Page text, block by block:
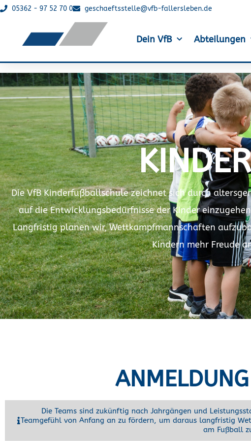
05362 - 97 52 70 0 geschaeftsstelle@vfb-fallersleben.de
Dein VfB Abteilungen
Die VfB Kinderfußballschule zeichnet sich durch
auf die Entwicklungsbedürfnisse der Kinder
Langfristig planen wir, Wettkampfmannschaften
Kindern mehr Freude
Die Teams sind zukünftig nach Jahrgängen und
Teamgefühl von Anfang an zu fördern, um daraus langfristig
am Fußball